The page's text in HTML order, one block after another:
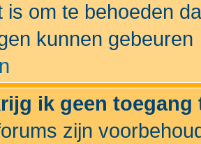
is om te behoeden
kunnen gebeuren
ik geen
zijn